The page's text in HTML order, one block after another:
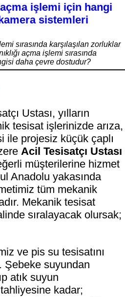
açma işlemi için hangi
sistemleri
sırasında karşılaşılan zorluklar
açma işlemi sırasında
daha çevre dostudur?
Ustası, yılların
tesisat işlerinizde arıza,
ile projesiz küçük çaplı
Acil Tesisatçı Ustası
müşterilerine hizmet
Anadolu yakasında
tüm mekanik
Mekanik tesisat
sıralayacak olursak;
ve pis su tesisatını
Şebeke suyundan
atık suyun
kadar;